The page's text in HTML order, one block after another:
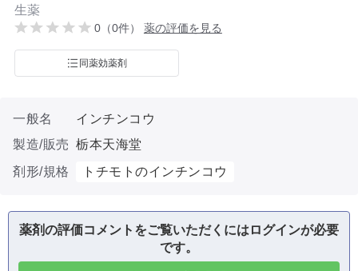
生薬
0（0件） 薬の評価を見る
同薬効薬剤
一般名
インチンコウ
製造/販売 栃本天海堂
剤形/規格
トチモトのインチンコウ
薬剤の評価コメントをご覧いただくにはログインが必要
です。